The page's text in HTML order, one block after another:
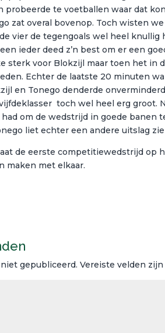
probeerde te voetballen waar dat
zat overal bovenop. Toch wisten
vier de tegengoals wel heel
ieder deed z’n best om er een
sterk voor Blokzijl maar toen het in
Echter de laatste 20 minuten
en Tonego denderde
toch wel heel erg groot.
om de wedstrijd in goede banen
liet echter een andere uitslag
de eerste competitiewedstrijd op
maken met elkaar.
gepubliceerd. Vereiste velden